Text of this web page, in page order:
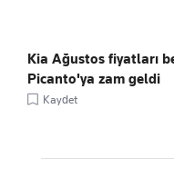
Kia Ağustos fiyatları
Picanto'ya zam geldi
Kaydet